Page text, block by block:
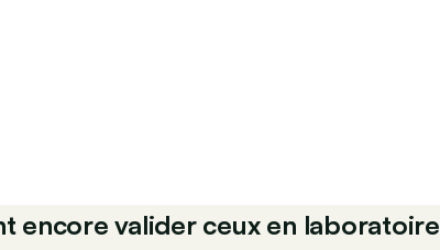
encore valider ceux en laboratoire